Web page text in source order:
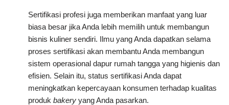
Sertifikasi profesi juga memberikan manfaat yang luar
biasa besar jika Anda lebih memilih untuk membangun
bisnis kuliner sendiri. Ilmu yang Anda dapatkan selama
proses sertifikasi akan membantu Anda membangun
sistem operasional dapur rumah tangga yang higienis dan
efisien. Selain itu, status sertifikasi Anda dapat
meningkatkan kepercayaan konsumen terhadap kualitas
produk bakery yang Anda pasarkan.